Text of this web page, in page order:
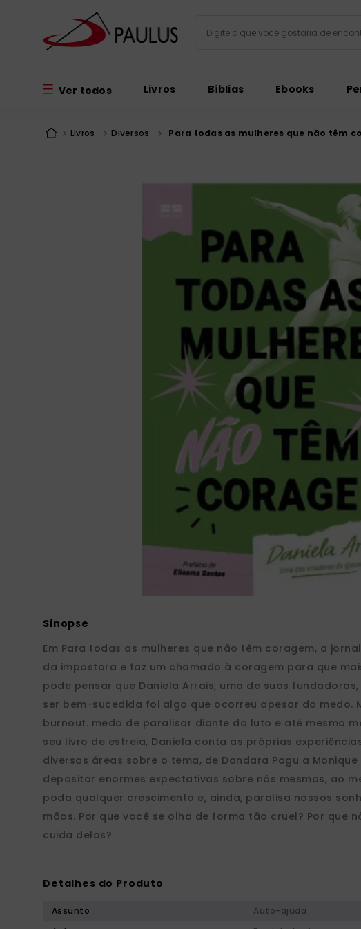
Ver todos Livros Bíblias Ebooks
Livros Diversos Para todas as mulheres que não têm
Em Para todas as mulheres que não têm coragem, a
da impostora e faz um chamado à coragem para que
pode pensar que Daniela Arrais, uma de suas
ser bem-sucedida foi algo que ocorreu apesar do medo.
burnout. medo de paralisar diante do luto e até mesmo
seu livro de estreia, Daniela conta as próprias
diversas áreas sobre o tema, de Dandara Pagu a
depositar enormes expectativas sobre nós mesmas, ao
poda qualquer crescimento e, ainda, paralisa nossos
mãos. Por que você se olha de forma tão cruel? Por que
cuida delas?
Detalhes do Produto
Assunto
Auto-ajuda
bíblia jerusalém
7º biblia pastoral
9 catequese
bíblia ave maria